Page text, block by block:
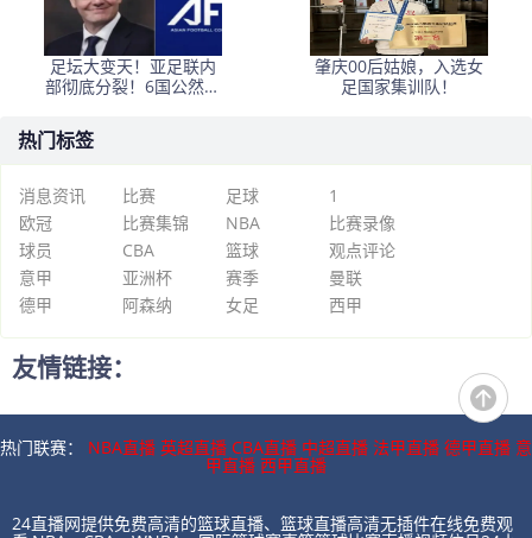
足坛大变天！亚足联内
部彻底分裂！6国公然倒
肇庆00后姑娘，入选女
足国家集训队！
热门标签
消息资讯 比赛 足球
1
欧冠
比赛集锦 NBA
比赛录像
球员
CBA 篮球
观点评论
意甲
亚洲杯 赛季
曼联
德甲
阿森纳 女足 西甲
友情链接：
热门联赛： NBA直播 英超直播 CBA直播 中超直播 法甲直播 德甲直播 意
甲直播 西甲直播
24直播网提供免费高清的篮球直播、篮球直播高清无插件在线免费观